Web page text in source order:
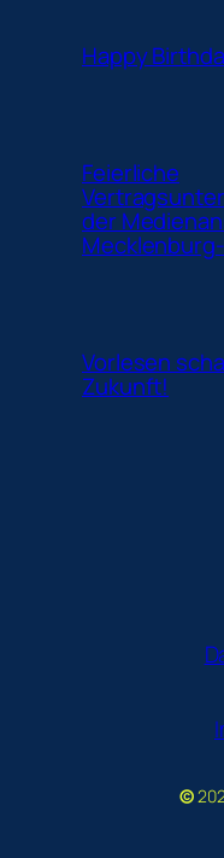
Happy
Feierliche
der
Vorlesen
Zukunft!
©